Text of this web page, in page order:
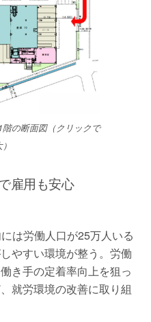
の断面図（クリックで
雇用も安心
は労働人口が25万人いる
やすい環境が整う。労働
き手の定着率向上を狙っ
就労環境の改善に取り組